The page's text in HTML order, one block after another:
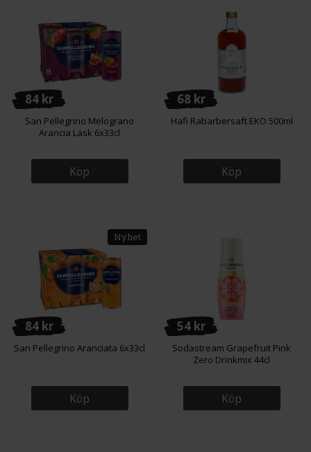
84 kr
San Pellegrino Melograno
Arancia Läsk 6x33cl
Köp
68 kr
Hafi Rabarbersaft EKO 500ml
Köp
84 kr
Nyhet
San Pellegrino Aranciata 6x33cl
Köp
54 kr
Sodastream Grapefruit Pink
Zero Drinkmix 44cl
Köp